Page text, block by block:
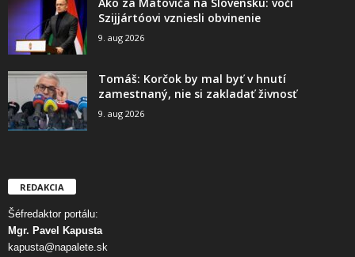
Szijjártóovi vzniesli obvinenie
9. aug 2026
Tomáš: Korčok by mal byť v hnutí
zamestnaný, nie si zakladať živnosť
9. aug 2026
REDAKCIA
Šéfredaktor portálu:
Mgr. Pavel Kapusta
kapusta@napalete.sk